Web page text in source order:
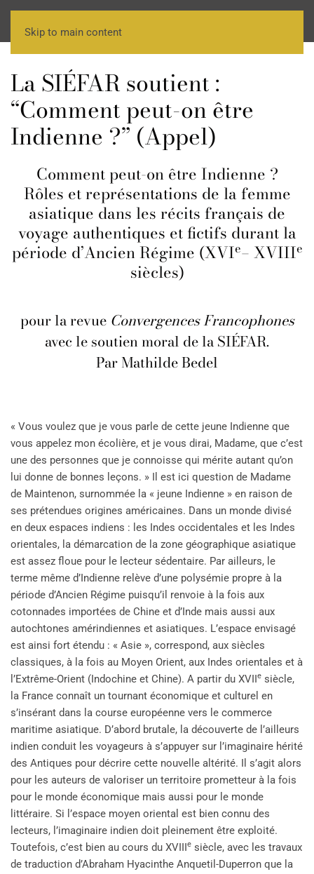
Skip to main content
La SIÉFAR soutient :
“Comment peut-on être
Indienne ?” (Appel)
Comment peut-on être Indienne ?
Rôles et représentations de la femme
asiatique dans les récits français de
voyage authentiques et fictifs durant la
période d’Ancien Régime (XVIe– XVIIIe
siècles)
pour la revue Convergences Francophones
avec le soutien moral de la SIÉFAR.
Par Mathilde Bedel
« Vous voulez que je vous parle de cette jeune Indienne que
vous appelez mon écolière, et je vous dirai, Madame, que c’est
une des personnes que je connoisse qui mérite autant qu’on
lui donne de bonnes leçons. » Il est ici question de Madame
de Maintenon, surnommée la « jeune Indienne » en raison de
ses prétendues origines américaines. Dans un monde divisé
en deux espaces indiens : les Indes occidentales et les Indes
orientales, la démarcation de la zone géographique asiatique
est assez floue pour le lecteur sédentaire. Par ailleurs, le
terme même d’Indienne relève d’une polysémie propre à la
période d’Ancien Régime puisqu’il renvoie à la fois aux
cotonnades importées de Chine et d’Inde mais aussi aux
autochtones amérindiennes et asiatiques. L’espace envisagé
est ainsi fort étendu : « Asie », correspond, aux siècles
classiques, à la fois au Moyen Orient, aux Indes orientales et à
l’Extrême-Orient (Indochine et Chine). A partir du XVIIe siècle,
la France connaît un tournant économique et culturel en
s’insérant dans la course européenne vers le commerce
maritime asiatique. D’abord brutale, la découverte de l’ailleurs
indien conduit les voyageurs à s’appuyer sur l’imaginaire hérité
des Antiques pour décrire cette nouvelle altérité. Il s’agit alors
pour les auteurs de valoriser un territoire prometteur à la fois
pour le monde économique mais aussi pour le monde
littéraire. Si l’espace moyen oriental est bien connu des
lecteurs, l’imaginaire indien doit pleinement être exploité.
Toutefois, c’est bien au cours du XVIIIe siècle, avec les travaux
de traduction d’Abraham Hyacinthe Anquetil-Duperron que la